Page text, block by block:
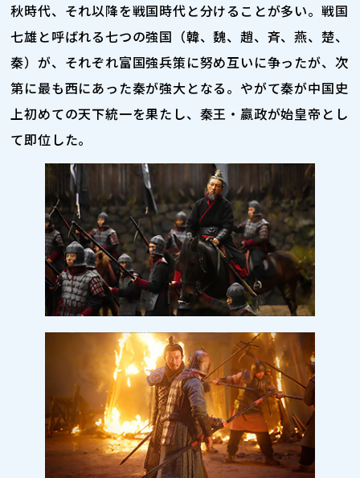
秋時代、それ以降を戦国時代と分けることが多い。戦国
七雄と呼ばれる七つの強国（韓、魏、趙、斉、燕、楚、
秦）が、それぞれ富国強兵策に努め互いに争ったが、次
第に最も西にあった秦が強大となる。やがて秦が中国史
上初めての天下統一を果たし、秦王・嬴政が始皇帝とし
て即位した。